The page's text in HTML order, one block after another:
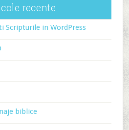
recente
Scripturile in WordPress
biblice